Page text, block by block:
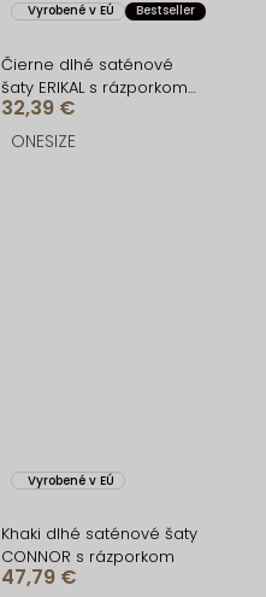
Vyrobené v EÚ Bestseller
Čierne dlhé saténové
šaty ERIKAL s rázporkom
a šnurovaním
32,39 €
ONESIZE
Vyrobené v EÚ
Khaki dlhé saténové šaty
CONNOR s rázporkom
47,79 €